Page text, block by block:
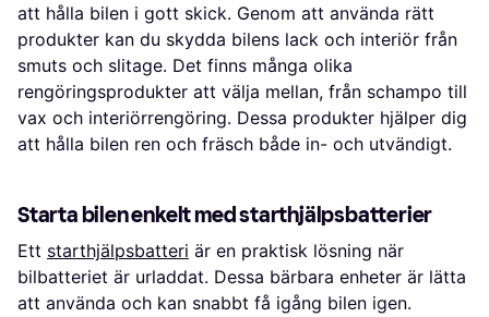
att hålla bilen i gott skick. Genom att använda rätt
produkter kan du skydda bilens lack och interiör från
smuts och slitage. Det finns många olika
rengöringsprodukter att välja mellan, från schampo till
vax och interiörrengöring. Dessa produkter hjälper dig
att hålla bilen ren och fräsch både in- och utvändigt.
Starta bilen enkelt med starthjälpsbatterier
Ett starthjälpsbatteri är en praktisk lösning när
bilbatteriet är urladdat. Dessa bärbara enheter är lätta
att använda och kan snabbt få igång bilen igen.